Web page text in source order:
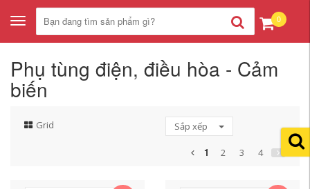
Toggle
navigation
0
Phụ tùng điện, điều hòa - Cảm
biến
Grid Sắp xếp
1 2 3 4